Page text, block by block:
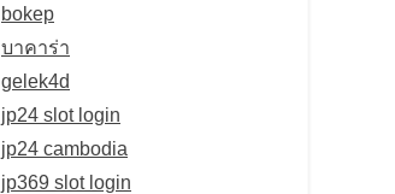
bokep
บาคาร่า
gelek4d
jp24 slot login
jp24 cambodia
jp369 slot login